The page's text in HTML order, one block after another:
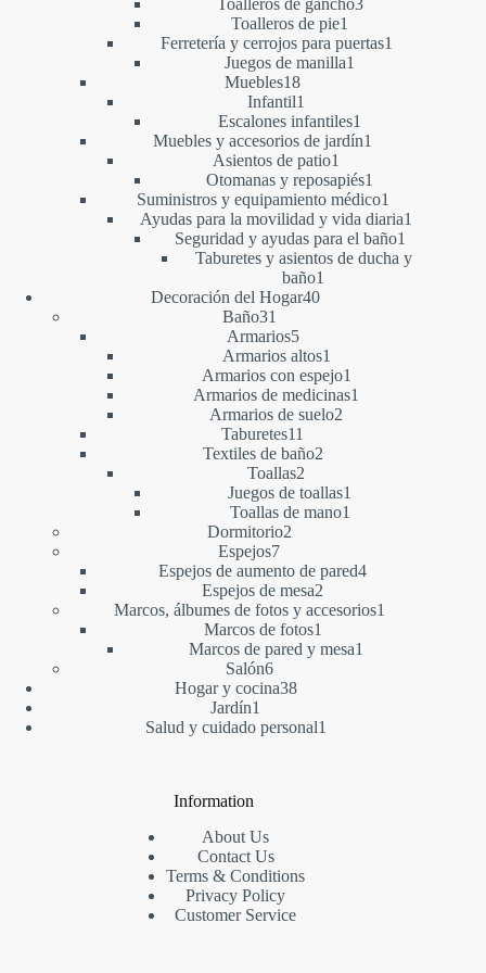
Toalleros de gancho3
Toalleros de pie1
producto
Ferretería y cerrojos para puertas1
Juegos de manilla1
Muebles1818
productos
Infantil1
producto
Escalones infantiles1
producto
Muebles y accesorios de jardín1
Asientos de patio1
producto
Otomanas y reposapiés1
producto
Suministros y equipamiento médico1
producto
Ayudas para la movilidad y vida diaria1
Seguridad y ayudas para el baño1
producto
Taburetes y asientos de ducha y
baño1
Decoración del Hogar4040
Baño31
productos
Armarios55
productos
Armarios altos1
producto
Armarios con espejo1
producto
Armarios de medicinas1
Armarios de suelo2
Taburetes11
productos
Textiles de baño22
Toallas2
productos
Juegos de toallas1
Toallas de mano1
Dormitorio22
Espejos77
productos
Espejos de aumento de pared44
Espejos de mesa2
productos
Marcos, álbumes de fotos y accesorios1
Marcos de fotos1
producto
Marcos de pared y mesa1
Salón66
productos
Hogar y cocina3838
Jardín1
producto
Salud y cuidado personal1
Information
About Us
Contact Us
Terms & Conditions
Privacy Policy
Customer Service